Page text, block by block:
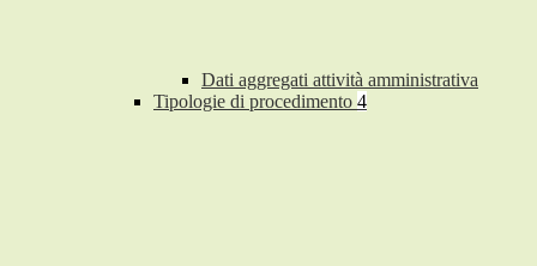
Dati aggregati attività amministrativa
Tipologie di procedimento 4